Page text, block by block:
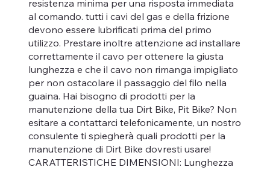
resistenza minima per una risposta immediata
al comando. tutti i cavi del gas e della frizione
devono essere lubrificati prima del primo
utilizzo. Prestare inoltre attenzione ad installare
correttamente il cavo per ottenere la giusta
lunghezza e che il cavo non rimanga impigliato
per non ostacolare il passaggio del filo nella
guaina. Hai bisogno di prodotti per la
manutenzione della tua Dirt Bike, Pit Bike? Non
esitare a contattarci telefonicamente, un nostro
consulente ti spiegherà quali prodotti per la
manutenzione di Dirt Bike dovresti usare!
CARATTERISTICHE DIMENSIONI: Lunghezza